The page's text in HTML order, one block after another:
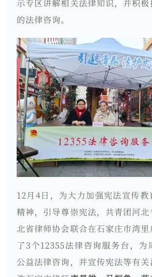
示专区讲解相关法律知识，并积
的法律咨询。
12月4日，为大力加强宪法宣传
精神，引导尊崇宪法，共青团河
北省律师协会联合在石家庄市湾
了3个12355法律咨询服务台，为
公益法律咨询，并宣传宪法等有